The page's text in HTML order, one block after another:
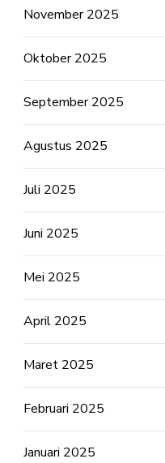
November 2025
Oktober 2025
September 2025
Agustus 2025
Juli 2025
Juni 2025
Mei 2025
April 2025
Maret 2025
Februari 2025
Januari 2025